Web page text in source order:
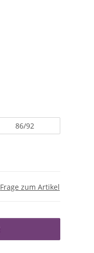
86/92
Frage zum Artikel